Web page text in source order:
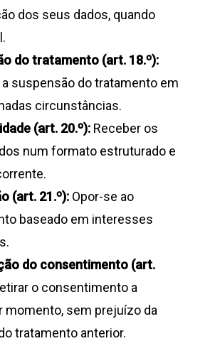
dos seus dados, quando
do tratamento (art. 18.º):
suspensão do tratamento em
circunstâncias.
(art. 20.º):Receber os
num formato estruturado e
(art. 21.º):Opor-se ao
baseado em interesses
do consentimento (art.
o consentimento a
momento, sem prejuízo da
tratamento anterior.